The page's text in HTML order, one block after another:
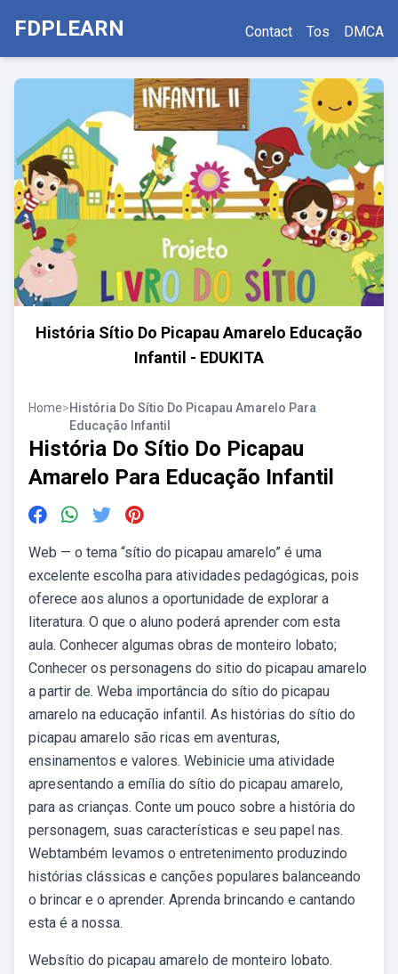
FDPLEARN Contact Tos DMCA
História Sítio Do Picapau Amarelo Educação
Infantil - EDUKITA
Home>História Do Sítio Do Picapau Amarelo Para
Educação Infantil
História Do Sítio Do Picapau
Amarelo Para Educação Infantil
Web — o tema “sítio do picapau amarelo” é uma
excelente escolha para atividades pedagógicas, pois
oferece aos alunos a oportunidade de explorar a
literatura. O que o aluno poderá aprender com esta
aula. Conhecer algumas obras de monteiro lobato;
Conhecer os personagens do sitio do picapau amarelo
a partir de. Weba importância do sítio do picapau
amarelo na educação infantil. As histórias do sítio do
picapau amarelo são ricas em aventuras,
ensinamentos e valores. Webinicie uma atividade
apresentando a emília do sítio do picapau amarelo,
para as crianças. Conte um pouco sobre a história do
personagem, suas características e seu papel nas.
Webtambém levamos o entretenimento produzindo
histórias clássicas e canções populares balanceando
o brincar e o aprender. Aprenda brincando e cantando
esta é a nossa.
Websítio do picapau amarelo de monteiro lobato.